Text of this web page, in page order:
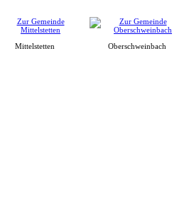
Mittelstetten Oberschweinbach